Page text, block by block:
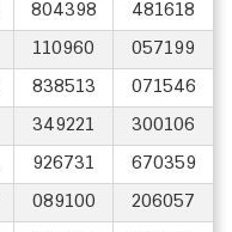
804398
481618
110960
057199
838513
071546
349221
300106
926731
670359
089100
206057